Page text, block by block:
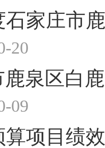
石家庄市
20
泉区白
09
算项目绩